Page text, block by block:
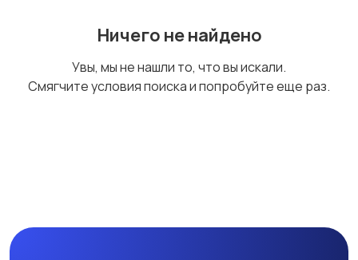
сигнализацииНичего не найдено
Увы, мы не нашли то, что вы искали.
Смягчите условия поиска и попробуйте еще раз.